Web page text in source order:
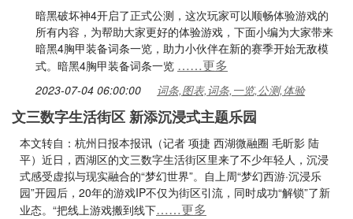
暗黑破坏神4开启了正式公测，这次玩家可以顺畅体验游戏的
所有内容，为帮助大家更好的体验游戏，下面小编为大家带来
暗黑4胸甲装备词条一览，助力小伙伴在新的赛季开始无敌模
式。暗黑4胸甲装备词条一览 ……更多
2023-07-04 06:00:00 词条,图表,词条,一览,公测,体验
文三数字生活街区 新添沉浸式主题乐园
本文转自：杭州日报本报讯（记者 项捷 西湖微融圈 毛昕影 陆
平）近日，西湖区的文三数字生活街区里来了不少年轻人，沉浸
式感受虚拟与现实融合的“梦幻世界”。自上周“梦幻西游·沉浸乐
园”开园后，20年的游戏IP不仅为街区引流，同时成功“解锁”了新
业态。“把线上游戏搬到线下……更多